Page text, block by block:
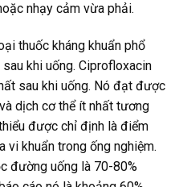
nhạy cảm vừa phải.
thuốc kháng khuẩn phổ
khi uống. Ciprofloxacin
sau khi uống. Nó đạt được
dịch cơ thể ít nhất tương
được chỉ định là điểm
vi khuẩn trong ống nghiệm.
đường uống là 70-80%